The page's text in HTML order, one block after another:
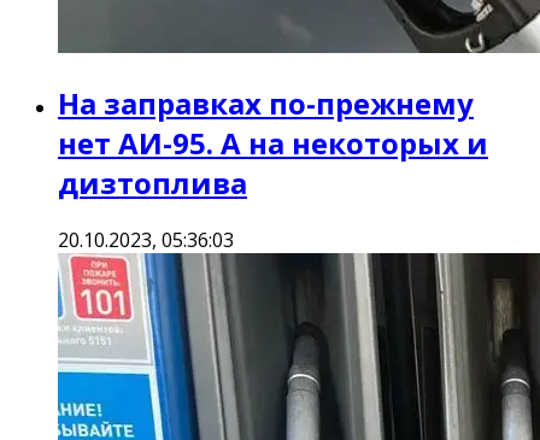
На заправках по-прежнему
нет АИ-95. А на некоторых и
дизтоплива
20.10.2023, 05:36:03